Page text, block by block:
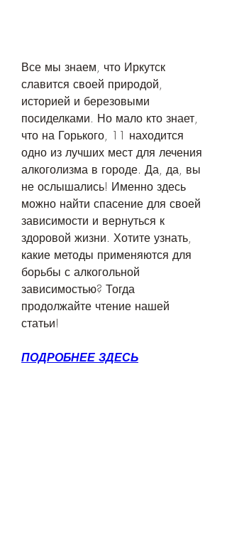
Все мы знаем, что Иркутск
славится своей природой,
историей и березовыми
посиделками. Но мало кто знает,
что на Горького, 11 находится
одно из лучших мест для лечения
алкоголизма в городе. Да, да, вы
не ослышались! Именно здесь
можно найти спасение для своей
зависимости и вернуться к
здоровой жизни. Хотите узнать,
какие методы применяются для
борьбы с алкогольной
зависимостью? Тогда
продолжайте чтение нашей
статьи!
ПОДРОБНЕЕ ЗДЕСЬ